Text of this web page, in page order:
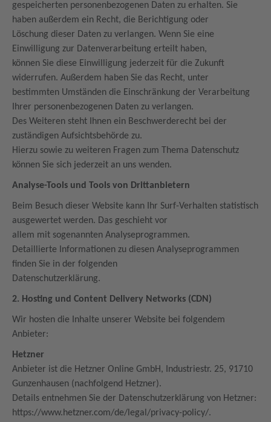
gespeicherten personenbezogenen Daten zu erhalten. Sie
haben außerdem ein Recht, die Berichtigung oder
Löschung dieser Daten zu verlangen. Wenn Sie eine
Einwilligung zur Datenverarbeitung erteilt haben,
können Sie diese Einwilligung jederzeit für die Zukunft
widerrufen. Außerdem haben Sie das Recht, unter
bestimmten Umständen die Einschränkung der Verarbeitung
Ihrer personenbezogenen Daten zu verlangen.
Des Weiteren steht Ihnen ein Beschwerderecht bei der
zuständigen Aufsichtsbehörde zu.
Hierzu sowie zu weiteren Fragen zum Thema Datenschutz
können Sie sich jederzeit an uns wenden.
Analyse-Tools und Tools von Drittanbietern
Beim Besuch dieser Website kann Ihr Surf-Verhalten statistisch
ausgewertet werden. Das geschieht vor
allem mit sogenannten Analyseprogrammen.
Detaillierte Informationen zu diesen Analyseprogrammen
finden Sie in der folgenden
Datenschutzerklärung.
2. Hosting und Content Delivery Networks (CDN)
Wir hosten die Inhalte unserer Website bei folgendem
Anbieter:
Hetzner
Anbieter ist die Hetzner Online GmbH, Industriestr. 25, 91710
Gunzenhausen (nachfolgend Hetzner).
Details entnehmen Sie der Datenschutzerklärung von Hetzner:
https://www.hetzner.com/de/legal/privacy-policy/.